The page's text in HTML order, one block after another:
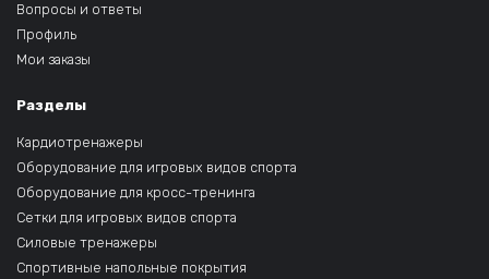
Вопросы и ответы
Профиль
Мои заказы
Разделы
Кардиотренажеры
Оборудование для игровых видов спорта
Оборудование для кросс-тренинга
Сетки для игровых видов спорта
Силовые тренажеры
Спортивные напольные покрытия